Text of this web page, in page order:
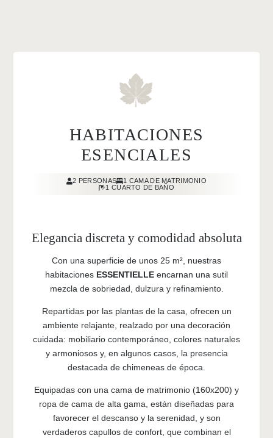
HABITACIONES
ESENCIALES
2 PERSONAS
1 CAMA DE MATRIMONIO
1 CUARTO DE BAÑO
Elegancia discreta y comodidad absoluta
Con una superficie de unos 25 m², nuestras
habitaciones ESSENTIELLE encarnan una sutil
mezcla de sobriedad, dulzura y refinamiento.
Repartidas por las plantas de la casa, ofrecen un
ambiente relajante, realzado por una decoración
cuidada: mobiliario contemporáneo, colores naturales
y armoniosos y, en algunos casos, la presencia
destacada de chimeneas de época.
Equipadas con una cama de matrimonio (160x200) y
ropa de cama de alta gama, están diseñadas para
favorecer el descanso y la serenidad, y son
verdaderos capullos de confort, que combinan el